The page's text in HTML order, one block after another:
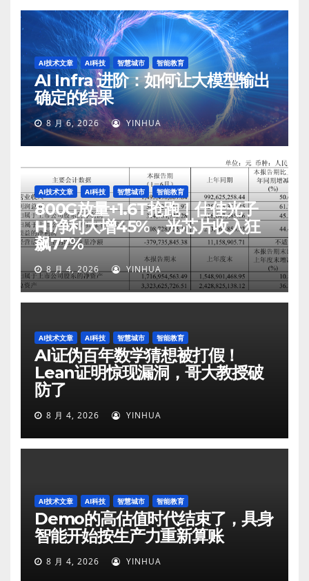
AI技术文章 AI科技 智慧城市 智能教育
AI Infra 进阶：如何让大模型输出
确定的结果
8 月 6, 2026 YINHUA
AI技术文章 AI科技 智慧城市 智能教育
800G放量+1.6T抢跑！仕佳光子
H1净利大增45%，光芯片收入狂
飙77%
8 月 4, 2026 YINHUA
AI技术文章 AI科技 智慧城市 智能教育
AI证伪百年数学猜想被打假！
Lean证明惊现漏洞，哥大教授破
防了
8 月 4, 2026 YINHUA
AI技术文章 AI科技 智慧城市 智能教育
Demo的高估值时代结束了，具身
智能开始按生产力重新算账
8 月 4, 2026 YINHUA